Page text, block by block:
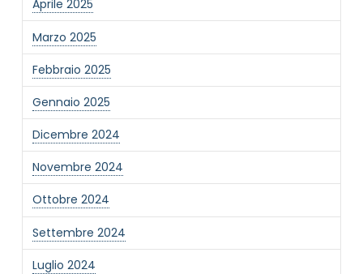
Aprile 2025
Marzo 2025
Febbraio 2025
Gennaio 2025
Dicembre 2024
Novembre 2024
Ottobre 2024
Settembre 2024
Luglio 2024